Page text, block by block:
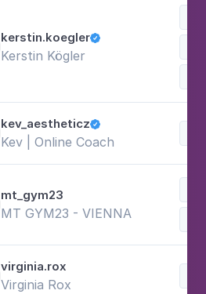
kerstin.koegler
Kerstin Kögler
kev_aestheticz
Kev | Online Coach
mt_gym23
MT GYM23 - VIENNA
virginia.rox
Virginia Rox